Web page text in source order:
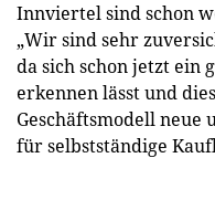
Innviertel sind schon
„Wir sind sehr
da sich schon jetzt ein
erkennen lässt und
Geschäftsmodell
für selbstständige